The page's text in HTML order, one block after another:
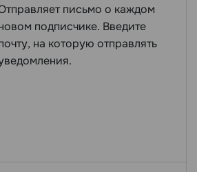
письмо о каждом
подписчике. Введите
на которую отправлять